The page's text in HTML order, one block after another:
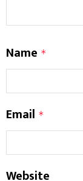
Name *
Email *
Website